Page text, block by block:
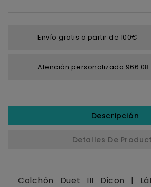
Envío gratis a partir de 100€
Atención personalizada 966 08
Descripción
Detalles De
Colchón Duet III Dicon |